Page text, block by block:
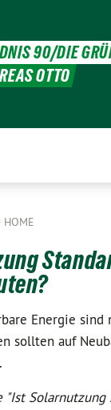
90/DIE
OTTO
HOME
Energie sind
sollten auf
Solarnutzung